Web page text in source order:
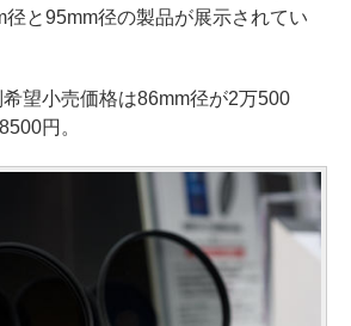
径と95mm径の製品が展示されてい
望小売価格は86mm径が2万500
円。